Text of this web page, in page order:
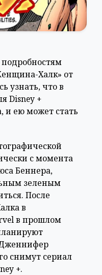
Халк» от
узнать, что в
Disney +
и ею может стать
с момента
Беннера,
зеленым
После
в
в прошлом
Дженнифер
снимут сериал
+.